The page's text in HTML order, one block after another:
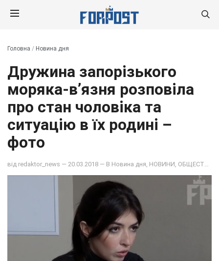
Головна / Новина дня
Дружина запорізького
моряка-в’язня розповіла
про стан чоловіка та
ситуацію в їх родині –
фото
від redaktor_news — 20.03.2018 — В Новина дня НОВИНИ ОБЩЕСТВО